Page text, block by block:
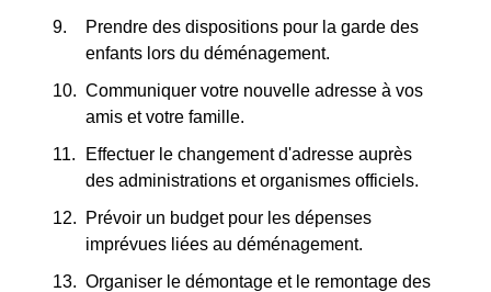
Prendre des dispositions pour la garde des
enfants lors du déménagement.
Communiquer votre nouvelle adresse à vos
amis et votre famille.
Effectuer le changement d'adresse auprès
des administrations et organismes officiels.
Prévoir un budget pour les dépenses
imprévues liées au déménagement.
Organiser le démontage et le remontage des